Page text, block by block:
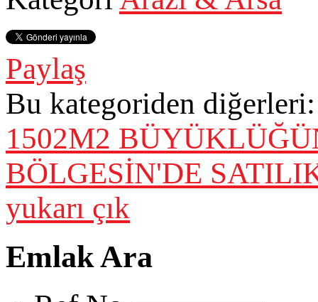
Paylaş
Bu kategoriden diğerleri:
1502M2
BÖLGESİN'DE
yukarı çık
Emlak Ara